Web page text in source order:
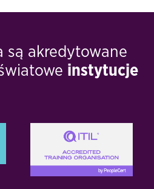
są akredytowane
instytucje